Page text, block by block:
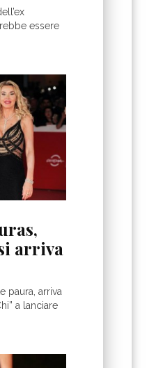
essere
arriva
paura, arriva
a lanciare